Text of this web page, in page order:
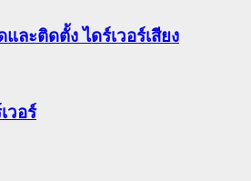
ละติดตั้ง ไดร์เวอร์เสียง
วอร์